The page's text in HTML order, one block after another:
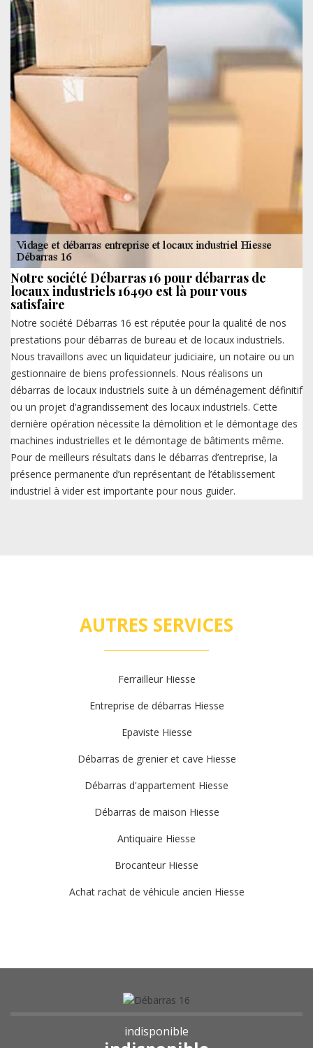
Notre société Débarras 16 pour débarras de
locaux industriels 16490 est là pour vous
satisfaire
Notre société Débarras 16 est réputée pour la qualité de nos
prestations pour débarras de bureau et de locaux industriels.
Nous travaillons avec un liquidateur judiciaire, un notaire ou un
gestionnaire de biens professionnels. Nous réalisons un
débarras de locaux industriels suite à un déménagement définitif
ou un projet d’agrandissement des locaux industriels. Cette
dernière opération nécessite la démolition et le démontage des
machines industrielles et le démontage de bâtiments même.
Pour de meilleurs résultats dans le débarras d’entreprise, la
présence permanente d’un représentant de l’établissement
industriel à vider est importante pour nous guider.
AUTRES SERVICES
Ferrailleur Hiesse
Entreprise de débarras Hiesse
Epaviste Hiesse
Débarras de grenier et cave Hiesse
Débarras d'appartement Hiesse
Débarras de maison Hiesse
Antiquaire Hiesse
Brocanteur Hiesse
Achat rachat de véhicule ancien Hiesse
indisponible